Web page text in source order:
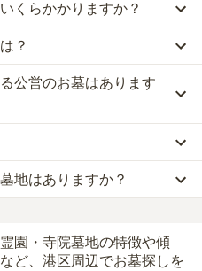
くらかかりますか？
が約434万円、樹木葬が約107
養墓が約50万円です。
料（土地代）」と「墓石代」の
267万円で、墓石代は東京都の
の広さや墓石の大きさ・素材に
本的に墓石代がかからず、永代
別途かかる場合があります。
てた際に行う儀式のための費
？
東京徳純院 納骨堂の納骨堂
、他の方のご遺骨と一緒に埋葬
れるタイプです。個別のお墓に
からないため、費用が安く設定
万円程度です。
、価格の安い順で並び替えてお
公営のお墓はあります
営する公営の霊園が
件ありま
。
、該当の市区町村に一定年数以
。
覧ください。
地はありますか？
をご覧ください。
園・寺院墓地の特徴や傾
ど、港区周辺でお墓探しを